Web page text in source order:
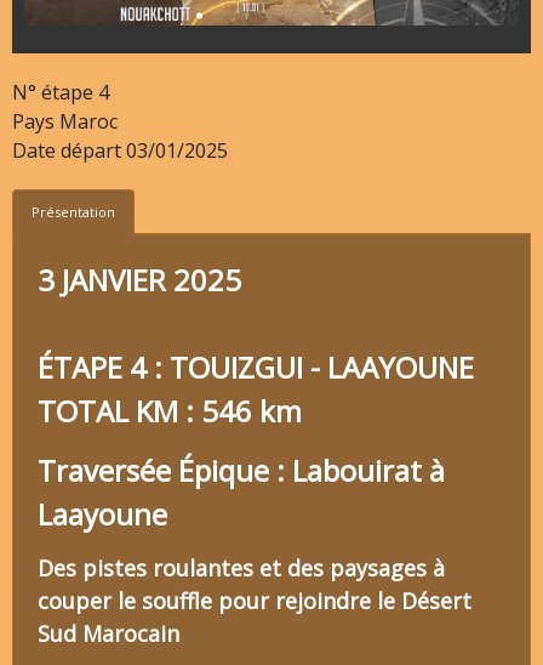
N° étape 4
Pays Maroc
Date départ03/01/2025
Présentation
3 JANVIER 2025
ÉTAPE 4 : TOUIZGUI - LAAYOUNE
TOTAL KM : 546 km
Traversée Épique : Labouirat à
Laayoune
Des pistes roulantes et des paysages à
couper le souffle pour rejoindre le Désert
Sud Marocain